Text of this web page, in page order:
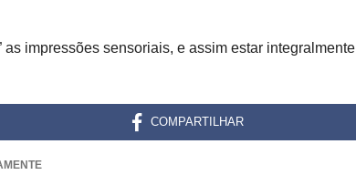
as impressões sensoriais, e assim estar integralmente
COMPARTILHAR